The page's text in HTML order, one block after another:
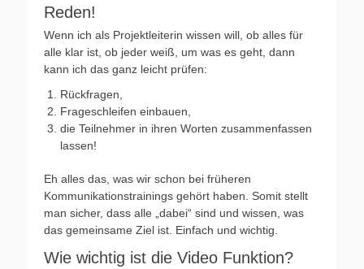
Reden!
Wenn ich als Projektleiterin wissen will, ob alles für
alle klar ist, ob jeder weiß, um was es geht, dann
kann ich das ganz leicht prüfen:
Rückfragen,
Frageschleifen einbauen,
die Teilnehmer in ihren Worten zusammenfassen
lassen!
Eh alles das, was wir schon bei früheren
Kommunikationstrainings gehört haben. Somit stellt
man sicher, dass alle „dabei“ sind und wissen, was
das gemeinsame Ziel ist. Einfach und wichtig.
Wie wichtig ist die Video Funktion?